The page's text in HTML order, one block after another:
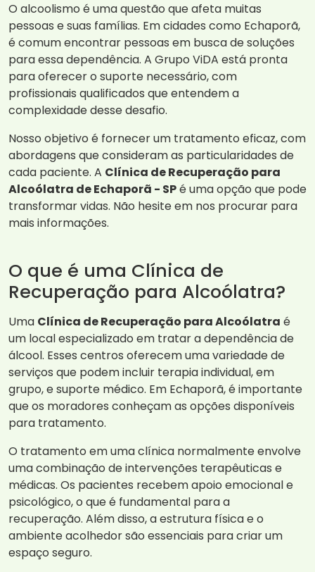
O alcoolismo é uma questão que afeta muitas
pessoas e suas famílias. Em cidades como Echaporã,
é comum encontrar pessoas em busca de soluções
para essa dependência. A Grupo ViDA está pronta
para oferecer o suporte necessário, com
profissionais qualificados que entendem a
complexidade desse desafio.
Nosso objetivo é fornecer um tratamento eficaz, com
abordagens que consideram as particularidades de
cada paciente. A Clínica de Recuperação para
Alcoólatra de Echaporã - SPé uma opção que pode
transformar vidas. Não hesite em nos procurar para
mais informações.
O que é uma Clínica de
Recuperação para Alcoólatra?
Uma Clínica de Recuperação para Alcoólatra é
um local especializado em tratar a dependência de
álcool. Esses centros oferecem uma variedade de
serviços que podem incluir terapia individual, em
grupo, e suporte médico. Em Echaporã, é importante
que os moradores conheçam as opções disponíveis
para tratamento.
O tratamento em uma clínica normalmente envolve
uma combinação de intervenções terapêuticas e
médicas. Os pacientes recebem apoio emocional e
psicológico, o que é fundamental para a
recuperação. Além disso, a estrutura física e o
ambiente acolhedor são essenciais para criar um
espaço seguro.